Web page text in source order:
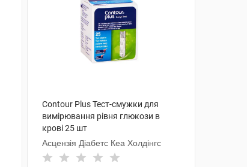
Contour Plus Тест-смужки для
вимірювання рівня глюкози в
крові 25 шт
Асцензія Діабетс Кеа Холдінгс